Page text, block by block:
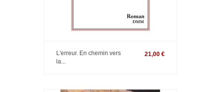
L'erreur. En chemin vers
la...
21,00 €